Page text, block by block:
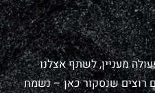
מעניין, לשתף אצלנו
רוצים שנסקור כאן – נשמח